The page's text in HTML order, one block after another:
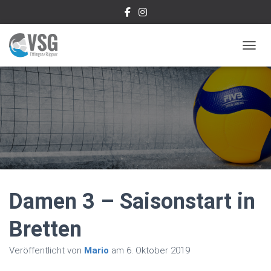
Damen 3 – Saisonstart in
Bretten
Veröffentlicht von Mario am 6. Oktober 2019